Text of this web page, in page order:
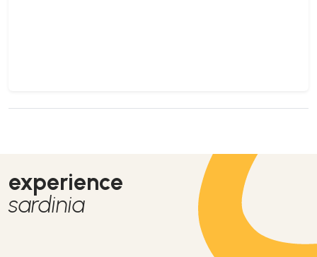
experience
sardinia